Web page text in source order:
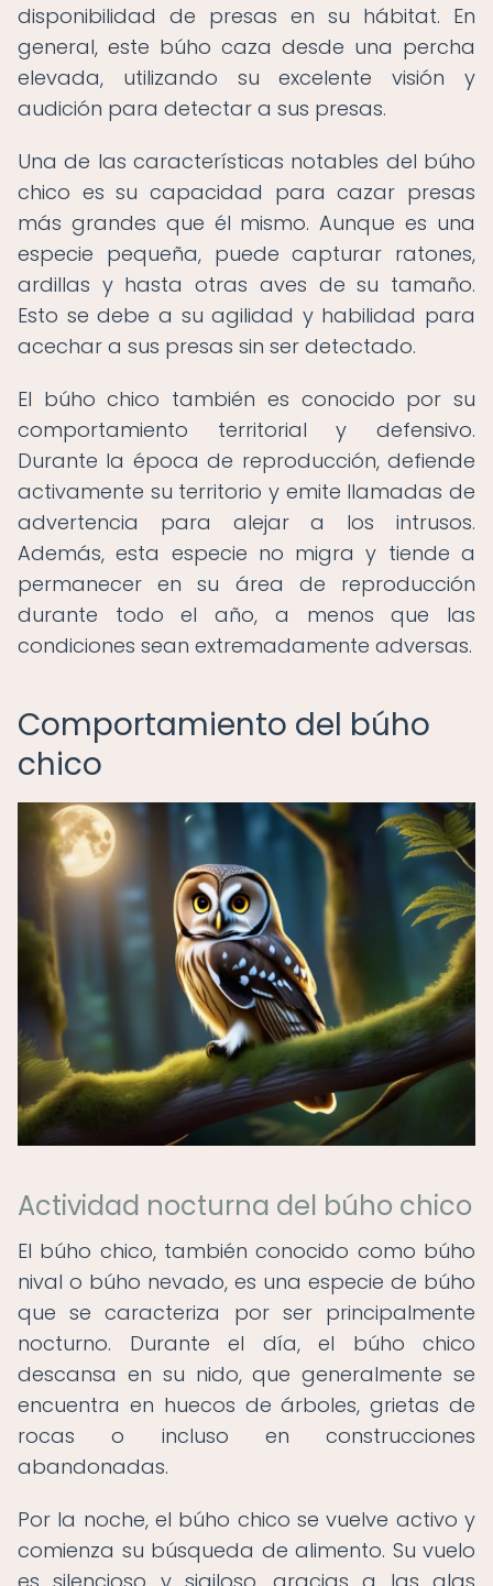
disponibilidad de presas en su hábitat. En
general, este búho caza desde una percha
elevada, utilizando su excelente visión y
audición para detectar a sus presas.
Una de las características notables del búho
chico es su capacidad para cazar presas
más grandes que él mismo. Aunque es una
especie pequeña, puede capturar ratones,
ardillas y hasta otras aves de su tamaño.
Esto se debe a su agilidad y habilidad para
acechar a sus presas sin ser detectado.
El búho chico también es conocido por su
comportamiento territorial y defensivo.
Durante la época de reproducción, defiende
activamente su territorio y emite llamadas de
advertencia para alejar a los intrusos.
Además, esta especie no migra y tiende a
permanecer en su área de reproducción
durante todo el año, a menos que las
condiciones sean extremadamente adversas.
Comportamiento del búho
chico
Actividad nocturna del búho chico
El búho chico, también conocido como búho
nival o búho nevado, es una especie de búho
que se caracteriza por ser principalmente
nocturno. Durante el día, el búho chico
descansa en su nido, que generalmente se
encuentra en huecos de árboles, grietas de
rocas o incluso en construcciones
abandonadas.
Por la noche, el búho chico se vuelve activo y
comienza su búsqueda de alimento. Su vuelo